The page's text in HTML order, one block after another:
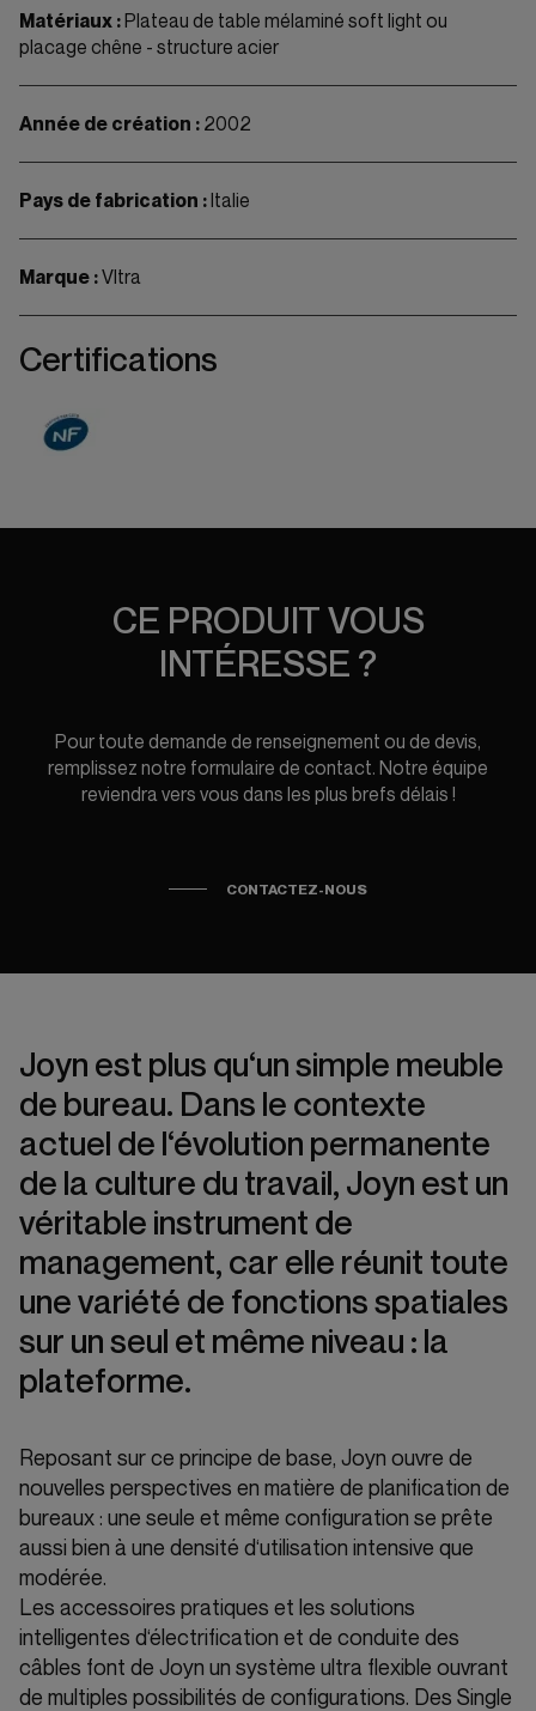
Matériaux :Plateau de table mélaminé soft light ou
placage chêne - structure acier
Année de création : 2002
Pays de fabrication :Italie
Marque :VItra
Certifications
CE PRODUIT VOUS
INTÉRESSE ?
Pour toute demande de renseignement ou de devis,
remplissez notre formulaire de contact. Notre équipe
reviendra vers vous dans les plus brefs délais !
CONTACTEZ-NOUS
Joyn est plus qu‘un simple meuble
de bureau. Dans le contexte
actuel de l‘évolution permanente
de la culture du travail, Joyn est un
véritable instrument de
management, car elle réunit toute
une variété de fonctions spatiales
sur un seul et même niveau : la
plateforme.
Reposant sur ce principe de base, Joyn ouvre de
nouvelles perspectives en matière de planification de
bureaux : une seule et même configuration se prête
aussi bien à une densité d‘utilisation intensive que
modérée.
Les accessoires pratiques et les solutions
intelligentes d‘électrification et de conduite des
câbles font de Joyn un système ultra flexible ouvrant
de multiples possibilités de configurations. Des Single